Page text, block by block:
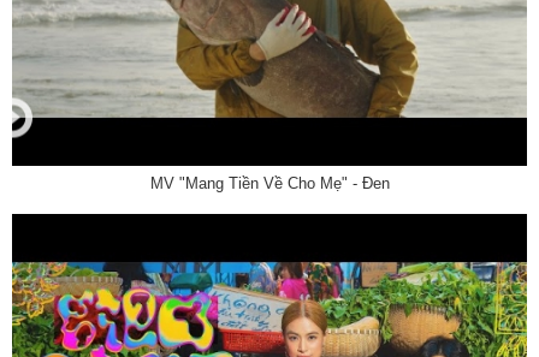
MV "Mang Tiền Về Cho Mẹ" - Đen